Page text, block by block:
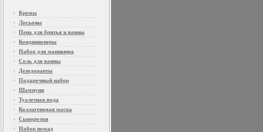
Кремы
Лосьоны
Пена для бритья и ванны
Кондиционеры
Набор для маникюра
Соль для ванны
Дезодоранты
Подарочный набор
Шампуни
Туалетная вода
Коллагеновая маска
Сыворотки
Набор помад